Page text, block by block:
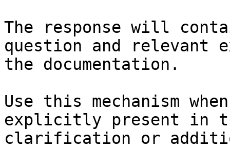
The response will
question and relevant
the documentation.
Use this mechanism
explicitly present in
clarification or